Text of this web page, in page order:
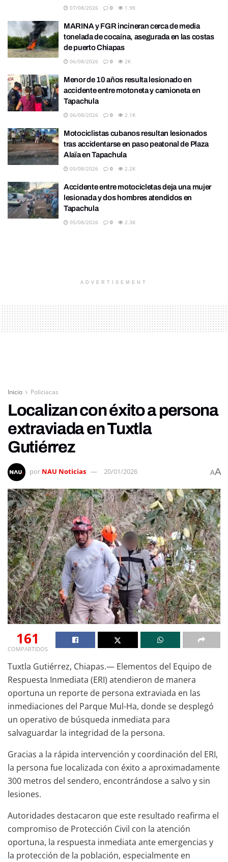
07/08/2026 0 1.9K
MARINA y FGR incineran cerca de media
tonelada de cocaína, asegurada en las costas
de puerto Chiapas
06/08/2026 0 2K
Menor de 10 años resulta lesionado en
accidente entre motoneta y camioneta en
Tapachula
06/08/2026 0 2.1K
Motociclistas cubanos resultan lesionados
tras accidentarse en paso peatonal de Plaza
Alaïa en Tapachula
05/08/2026 0 2.2K
Accidente entre motocicletas deja una mujer
lesionada y dos hombres atendidos en
Tapachula
05/08/2026 0 2.3K
ADVERTISEMENT
Inicio Policiacas
Localizan con éxito a persona
extraviada en Tuxtla
Gutiérrez
por NAU Noticias 20/01/2026 AA
161
COMPARTIDOS
Tuxtla Gutiérrez, Chiapas.— Elementos del Equipo de
Respuesta Inmediata (ERI) atendieron de manera
oportuna un reporte de persona extraviada en las
inmediaciones del Parque Mul-Ha, donde se desplegó
un operativo de búsqueda inmediata para
salvaguardar la integridad de la persona.
Gracias a la rápida intervención y coordinación del ERI,
la persona fue localizada con éxito a aproximadamente
300 metros del sendero, encontrándose a salvo y sin
lesiones.
Autoridades destacaron que este resultado reafirma el
compromiso de Protección Civil con la atención
oportuna, la respuesta inmediata ante emergencias y
la protección de la población, especialmente en